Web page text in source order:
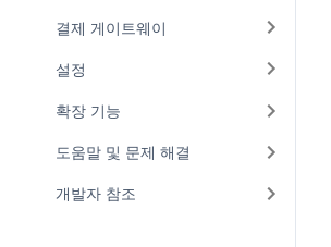
결제 게이트웨이
설정
확장 기능
도움말 및 문제 해결
개발자 참조